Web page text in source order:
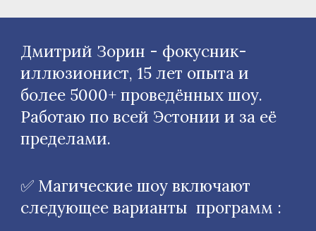
Дмитрий Зорин - фокусник-
иллюзионист, 15 лет опыта и
более 5000+ проведённых шоу.
Работаю по всей Эстонии и за её
пределами.
✅ Магические шоу включают
следующее варианты программ :